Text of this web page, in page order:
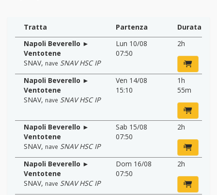
Tratta Partenza
Durata
Napoli Beverello ►
Ventotene
SNAV, nave SNAV HSC IP
Lun 10/08
07:50
2h
Napoli Beverello ►
Ventotene
SNAV, nave SNAV HSC IP
Ven 14/08
15:10
1h
55m
Napoli Beverello ►
Ventotene
SNAV, nave SNAV HSC IP
Sab 15/08
07:50
2h
Napoli Beverello ►
Ventotene
SNAV, nave SNAV HSC IP
Dom 16/08
07:50
2h